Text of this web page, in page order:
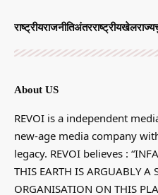
राष्ट्रीयराजनीतिअंतरराष्ट्रीयखेलराज्य
About US
REVOI is a independent
new-age media company
legacy. REVOI believes :
THIS EARTH IS ARGUABLY A
ORGANISATION ON THIS